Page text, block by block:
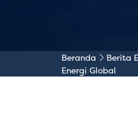
Beranda Berita
Energi Global